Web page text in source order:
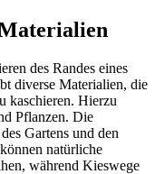
des Randes eines
diverse Materialien, die
kaschieren. Hierzu
Pflanzen. Die
Gartens und den
natürliche
während Kieswege